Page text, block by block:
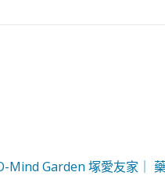
Mind Garden 塚愛友家｜